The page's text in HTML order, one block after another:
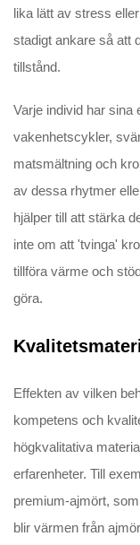
lika lätt av stress
stadigt ankare så att
tillstånd.
Varje individ har
vakenhetscykler,
matsmältning och
av dessa rhytmer
hjälper till att stärka
inte om att 'tvinga'
tillföra värme och
göra.
Effekten av vilken
kompetens och
högkvalitativa
erfarenheter. Till
premium-ajmört,
blir värmen från